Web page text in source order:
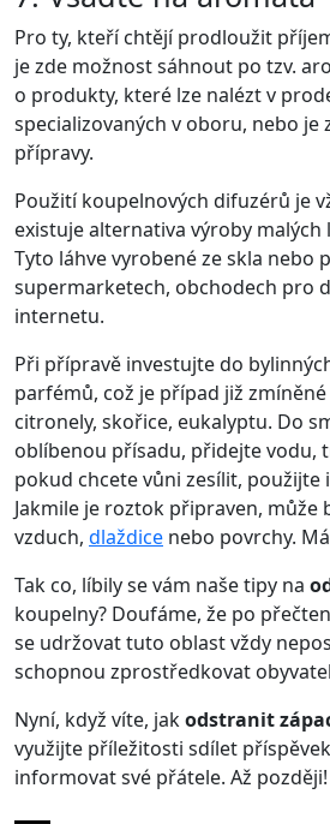
Pro ty, kteří chtějí prodloužit
je zde možnost sáhnout po tzv.
o produkty, které lze nalézt v
specializovaných v oboru, nebo je
přípravy.
Použití koupelnových difuzérů je
existuje alternativa výroby malých
Tyto láhve vyrobené ze skla nebo
supermarketech, obchodech pro
internetu.
Při přípravě investujte do
parfémů, což je případ již
citronely, skořice, eukalyptu. Do
oblíbenou přísadu, přidejte vodu,
pokud chcete vůni zesílit, použijte
Jakmile je roztok připraven, může
vzduch, dlaždice nebo povrchy.
Tak co, líbily se vám naše tipy na
koupelny? Doufáme, že po
se udržovat tuto oblast vždy
schopnou zprostředkovat
Nyní, když víte, jakodstranit
využijte příležitosti sdílet
informovat své přátele. Až později!